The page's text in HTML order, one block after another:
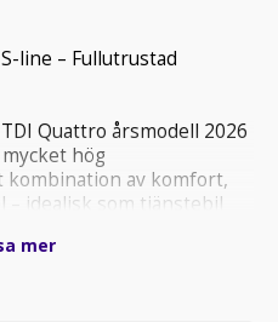
line – Fullutrustad
Quattro årsmodell 2026
hög
av komfort,
– idealisk som tjänstebil
låg förbrukning och hög
mer